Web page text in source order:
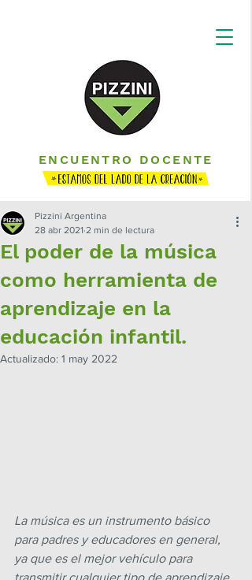
ENCUENTRO DOCENTE
El poder de la música
como herramienta de
aprendizaje en la
educación infantil.
Pizzini Argentina
28 abr 2021 2 min de lectura
Actualizado: 1 may 2022
La música es un instrumento básico
para padres y educadores en general,
ya que es el mejor vehículo para
transmitir cualquier tipo de aprendizaje